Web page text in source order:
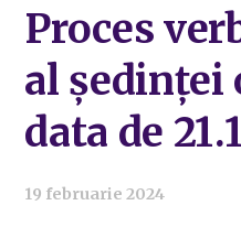
Proces
al ședinței
data de
19 februarie 2024